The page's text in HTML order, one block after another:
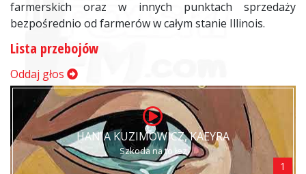
farmerskich oraz w innych punktach sprzedaży
bezpośrednio od farmerów w całym stanie Illinois.
Lista przebojów
Oddaj głos
HANIA KUZIMOWICZ, KAEYRA
Szkoda na to łez
1